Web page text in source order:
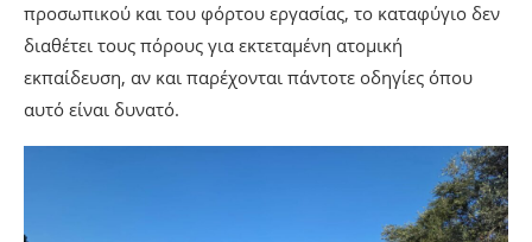
προσωπικού και του φόρτου εργασίας, το καταφύγιο δεν
διαθέτει τους πόρους για εκτεταμένη ατομική
εκπαίδευση, αν και παρέχονται πάντοτε οδηγίες όπου
αυτό είναι δυνατό.